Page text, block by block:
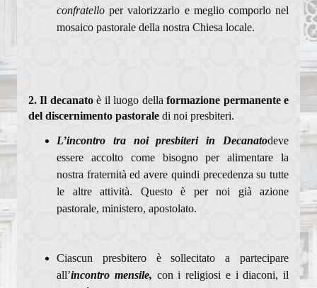
confratello per valorizzarlo e meglio comporlo nel
mosaico pastorale della nostra Chiesa locale.
2. Il decanatoè il luogo dellaformazione permanente e
del discernimento pastorale di noi presbiteri.
L’incontro tra noi presbiteri in Decanatodeve
essere accolto come bisogno per alimentare la
nostra fraternità ed avere quindi precedenza su tutte
le altre attività. Questo è per noi già azione
pastorale, ministero, apostolato.
Ciascun presbitero è sollecitato a partecipare
all’incontro mensile, con i religiosi e i diaconi, il